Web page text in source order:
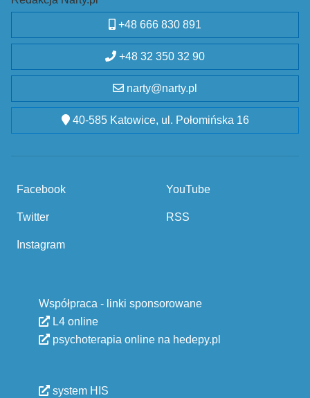
+48 666 830 891
+48 32 350 32 90
narty@narty.pl
40-585 Katowice, ul. Połomińska 16
Facebook
Twitter
Instagram
YouTube
RSS
Współpraca - linki sponsorowane
L4 online
psychoterapia online na hedepy.pl
system HIS